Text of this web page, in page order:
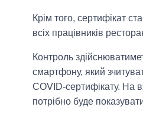
Крім того, сертифікат
всіх працівників
Контроль
смартфону, який
COVID-сертифікату. На
потрібно буде